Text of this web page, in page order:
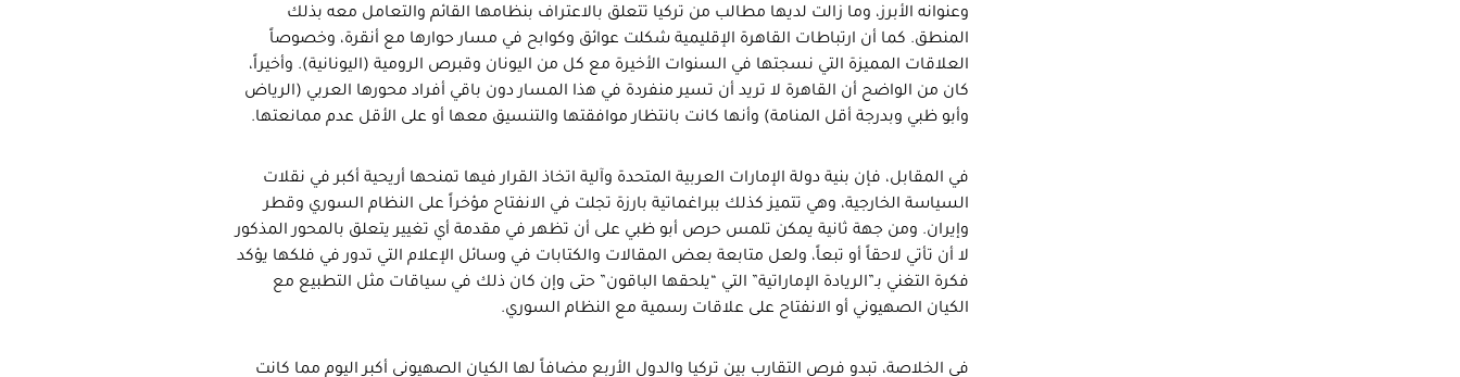
وعنوانه الأبرز، وما زالت لديها مطالب من تركيا تتعلق بالاعتراف بنظامها القائم والتعامل معه بذلك
المنطق. كما أن ارتباطات القاهرة الإقليمية شكلت عوائق وكوابح في مسار حوارها مع أنقرة، وخصوصاً
العلاقات المميزة التي نسجتها في السنوات الأخيرة مع كل من اليونان وقبرص الرومية (اليونانية). وأخيراً،
كان من الواضح أن القاهرة لا تريد أن تسير منفردة في هذا المسار دون باقي أفراد محورها العربي (الرياض
وأبو ظبي وبدرجة أقل المنامة) وأنها كانت بانتظار موافقتها والتنسيق معها أو على الأقل عدم ممانعتها.
في المقابل، فإن بنية دولة الإمارات العربية المتحدة وآلية اتخاذ القرار فيها تمنحها أريحية أكبر في نقلات
السياسة الخارجية، وهي تتميز كذلك ببراغماتية بارزة تجلت في الانفتاح مؤخراً على النظام السوري وقطر
وإيران. ومن جهة ثانية يمكن تلمس حرص أبو ظبي على أن تظهر في مقدمة أي تغيير يتعلق بالمحور المذكور
لا أن تأتي لاحقاً أو تبعاً، ولعل متابعة بعض المقالات والكتابات في وسائل الإعلام التي تدور في فلكها يؤكد
فكرة التغني بـ”الريادة الإماراتية” التي “يلحقها الباقون” حتى وإن كان ذلك في سياقات مثل التطبيع مع
الكيان الصهيوني أو الانفتاح على علاقات رسمية مع النظام السوري.
في الخلاصة، تبدو فرص التقارب بين تركيا والدول الأربع مضافاً لها الكيان الصهيوني أكبر اليوم مما كانت